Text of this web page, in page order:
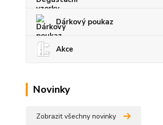
Dárkový poukaz
Akce
Novinky
Zobrazit všechny novinky